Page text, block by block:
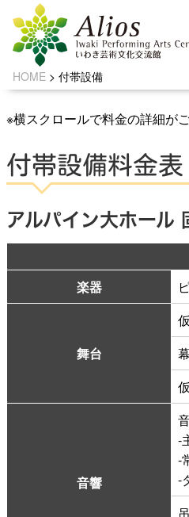
背景
HOME > 付帯設備
付帯設備
FACILITY
※横スクロールで料金の詳細が
付帯設備料金表
アルパイン大ホール
楽器
舞台
音響
-
-
-